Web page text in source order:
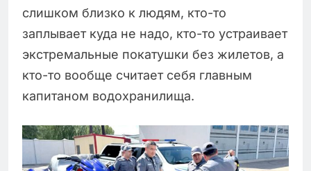
слишком близко к людям, кто-то
заплывает куда не надо, кто-то устраивает
экстремальные покатушки без жилетов, а
кто-то вообще считает себя главным
капитаном водохранилища.